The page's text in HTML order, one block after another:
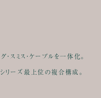
・スミス・ケーブルを一体化。
リーズ最上位の複合構成。